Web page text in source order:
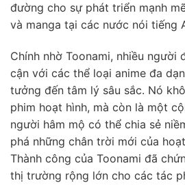
đường cho sự phát triển mạnh
và manga tại các nước nói tiếng
Chính nhờ Toonami, nhiều người
cận với các thể loại anime đa
tưởng đến tâm lý sâu sắc. Nó
phim hoạt hình, mà còn là một
người hâm mộ có thể chia sẻ
phá những chân trời mới của
Thành công của Toonami đã
thị trường rộng lớn cho các tác